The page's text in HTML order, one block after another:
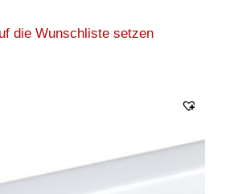
die Wunschliste setzen